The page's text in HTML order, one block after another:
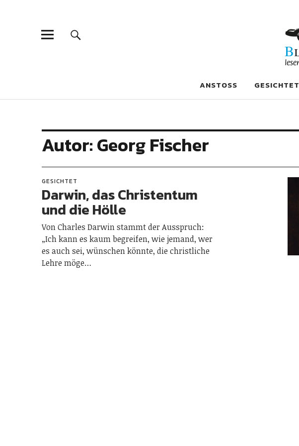
Blaue Narzisse
ANSTOSS GESICHTET
Autor:Georg Fischer
GESICHTET
Darwin, das Christentum
und die Hölle
Von Charles Darwin stammt der Ausspruch:
„Ich kann es kaum begreifen, wie jemand, wer
es auch sei, wünschen könnte, die christliche
Lehre möge…